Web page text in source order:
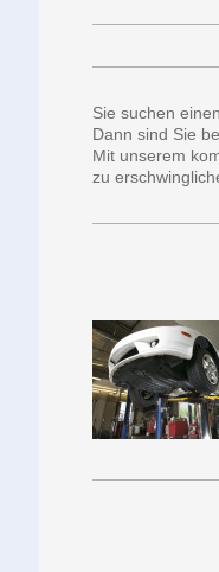
Sie suchen
Dann sind Sie
Mit unserem
zu